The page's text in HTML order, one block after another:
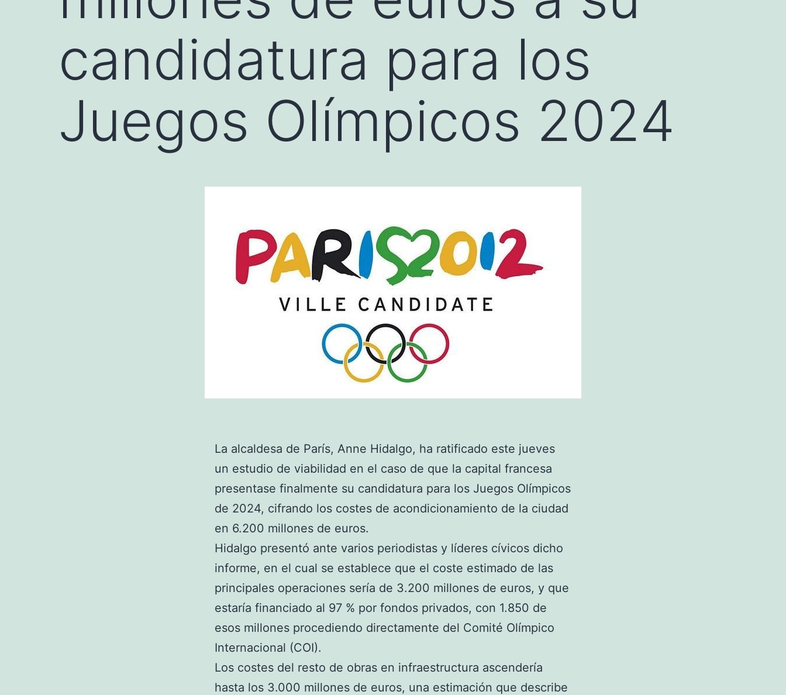
candidatura para los
Juegos Olímpicos 2024
La alcaldesa de París, Anne Hidalgo, ha ratificado este jueves
un estudio de viabilidad en el caso de que la capital francesa
presentase finalmente su candidatura para los Juegos Olímpicos
de 2024, cifrando los costes de acondicionamiento de la ciudad
en 6.200 millones de euros.
Hidalgo presentó ante varios periodistas y líderes cívicos dicho
informe, en el cual se establece que el coste estimado de las
principales operaciones sería de 3.200 millones de euros, y que
estaría financiado al 97 % por fondos privados, con 1.850 de
esos millones procediendo directamente del Comité Olímpico
Internacional (COI).
Los costes del resto de obras en infraestructura ascendería
hasta los 3.000 millones de euros, una estimación que describe